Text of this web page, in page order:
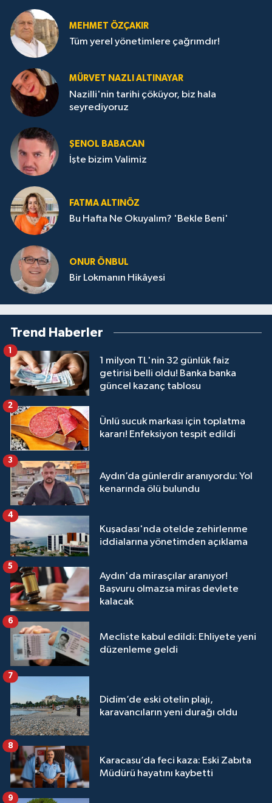
MEHMET ÖZÇAKIR
Tüm yerel yönetimlere çağrımdır!
MÜRVET NAZLI ALTINAYAR
Nazilli'nin tarihi çöküyor, biz hala
seyrediyoruz
ŞENOL BABACAN
İşte bizim Valimiz
FATMA ALTINÖZ
Bu Hafta Ne Okuyalım? 'Bekle Beni'
ONUR ÖNBUL
Bir Lokmanın Hikâyesi
Trend Haberler
1 milyon TL'nin 32 günlük faiz
getirisi belli oldu! Banka banka
güncel kazanç tablosu
1
Ünlü sucuk markası için toplatma
kararı! Enfeksiyon tespit edildi
2
Aydın’da günlerdir aranıyordu: Yol
kenarında ölü bulundu
3
Kuşadası'nda otelde zehirlenme
iddialarına yönetimden açıklama
4
Aydın'da mirasçılar aranıyor!
Başvuru olmazsa miras devlete
kalacak
5
Mecliste kabul edildi: Ehliyete yeni
düzenleme geldi
6
Didim’de eski otelin plajı,
karavancıların yeni durağı oldu
7
Karacasu’da feci kaza: Eski Zabıta
Müdürü hayatını kaybetti
8
9